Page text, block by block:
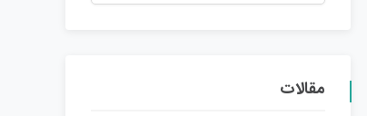
مقالات